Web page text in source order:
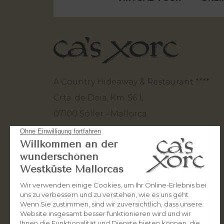
A Country Hideaway & Restaurant ****
Crta. de Deia, Km. 56.1,
07100 Sóller - Mallorca.
+34 971 63 82 80
+34 660 50 10 93
stay@casxorc.com